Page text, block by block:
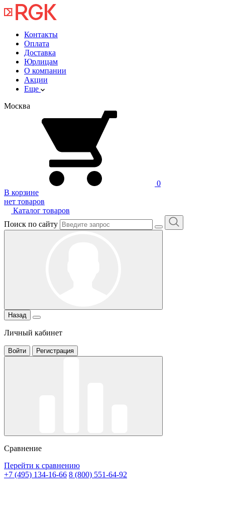
Контакты
Оплата
Доставка
Юрлицам
О компании
Акции
Еще
Москва
0
В корзине
нет товаров
Каталог товаров
Поиск по сайту
Назад
Личный кабинет
Войти Регистрация
Сравнение
Перейти к сравнению
+7 (495) 134-16-66 8 (800) 551-64-92